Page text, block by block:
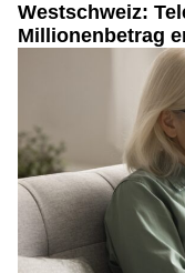
Westschweiz:
Millionenbetrag